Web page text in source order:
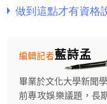
藍詩孟
編輯記者
畢業於文化大學新聞
前專攻娛樂議題，長